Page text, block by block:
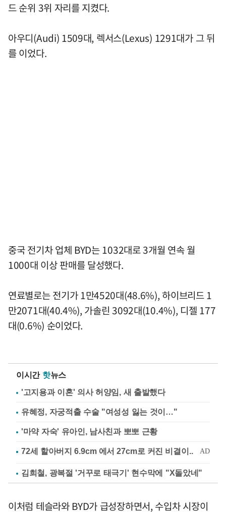
드 순위 3위 자리를 지켰다.
아우디(Audi) 1509대, 렉서스(Lexus) 1291대가 그 뒤
를 이었다.
중국 전기차 업체 BYD는 1032대로 3개월 연속 월
1000대 이상 판매를 달성했다.
연료별로는 전기가 1만4520대(48.6%), 하이브리드 1
만2071대(40.4%), 가솔린 3092대(10.4%), 디젤 177
대(0.6%) 순이었다.
이시간 핫뉴스
'고지용과 이혼' 의사 허양임, 새 출발했다
유혜정, 자궁적출 수술 "여성성 잃는 것이…"
'마약 자숙' 유아인, 남사친과 뽀뽀 근황
김희철, 광복절 '거꾸로 태극기' 현수막에 "X돌았네"
이처럼 테슬라와 BYD가 급성장하면서, 수입차 시장이